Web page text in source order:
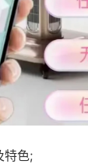
特色;